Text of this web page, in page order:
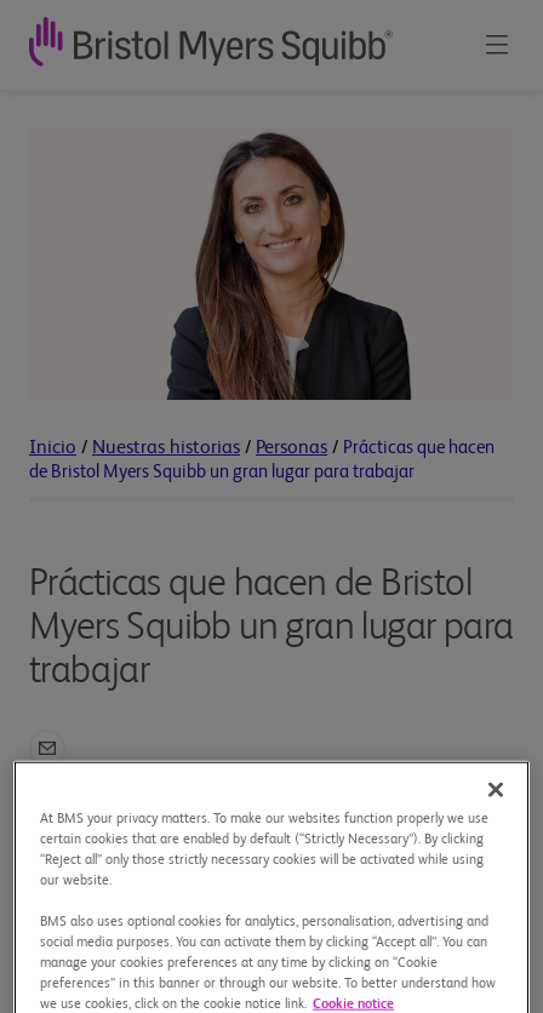
Inicio / Nuestras historias / Personas / Prácticas que hacen
de Bristol Myers Squibb un gran lugar para trabajar
Prácticas que hacen de Bristol
Myers Squibb un gran lugar para
trabajar
19/06/23
La directora de Recursos Humanos para LATAM,
Mariana Santos, ingresó a la compañía cuando apenas
empezaba el confinamiento por la pandemia de
At BMS your privacy matters. To make our websites function properly we use
certain cookies that are enabled by default (“Strictly Necessary”). By clicking
“Reject all” only those strictly necessary cookies will be activated while using
our website.
BMS also uses optional cookies for analytics, personalisation, advertising and
social media purposes. You can activate them by clicking “Accept all”. You can
manage your cookies preferences at any time by clicking on “Cookie
preferences” in this banner or through our website. To better understand how
we use cookies, click on the cookie notice link. Cookie notice